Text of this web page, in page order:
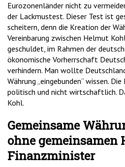
Eurozonenländer nicht zu
der Lackmustest. Dieser Test ist
scheitern, denn die Kreation der
Vereinbarung zwischen Helmut
geschuldet, im Rahmen der
ökonomische Vorherrschaft
verhindern. Man wollte
Währung „eingebunden“ wissen.
politisch und nicht wirtschaftlich.
Kohl.
Gemeinsame
ohne gemeinsamen
Finanzminister